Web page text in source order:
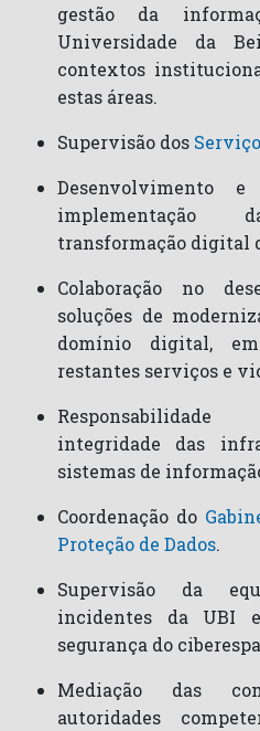
gestão da
Universidade da
contextos
estas áreas.
Supervisão dos
Desenvolvimento e
implementação da
transformação digital
Colaboração no
soluções de
domínio digital,
restantes serviços e
integridade das
sistemas de
Coordenação do
Proteção de Dados.
Supervisão da
incidentes da UBI
segurança do
Mediação das
autoridades